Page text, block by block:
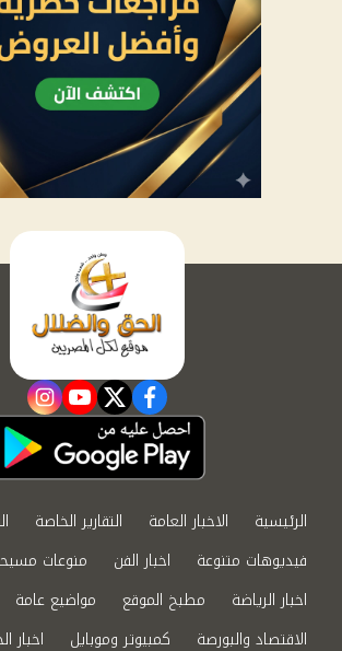
facebook
twitter
youtube
الرئيسية الاخبار العامة التقارير الخاصة
فيديوهات متنوعة
اخبار الفن
منوعات
اخبار الرياضة
مطبخ الموقع
مواضيع عامة
الاقتصاد والبورصة
كمبيوتر وموبايل اخبار